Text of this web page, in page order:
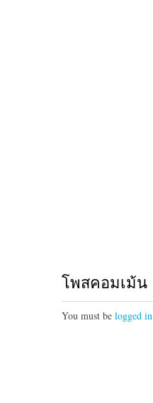
โพสคอมเม้น
You must be logged in